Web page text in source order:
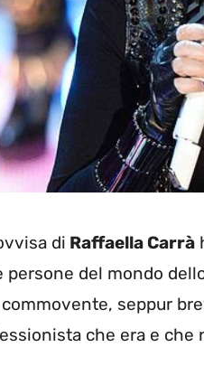
di Raffaella Carrà
persone del mondo
seppur
che era e che